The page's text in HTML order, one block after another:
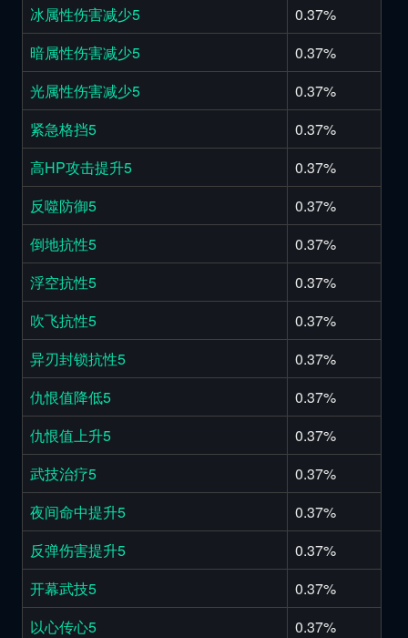
冰属性伤害减少5
0.37%
暗属性伤害减少5
0.37%
光属性伤害减少5
0.37%
紧急格挡5
0.37%
高HP攻击提升5
0.37%
反噬防御5
0.37%
倒地抗性5
0.37%
浮空抗性5
0.37%
吹飞抗性5
0.37%
异刃封锁抗性5
0.37%
仇恨值降低5
0.37%
仇恨值上升5
0.37%
武技治疗5
0.37%
夜间命中提升5
0.37%
反弹伤害提升5
0.37%
开幕武技5
0.37%
以心传心5
0.37%